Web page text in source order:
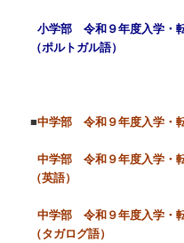
小学部 令和９年度入学・
（ポルトガル語）
■中学部 令和９年度入学・
中学部 令和９年度入学・
（英語）
中学部 令和９年度入学・
（タガログ語）